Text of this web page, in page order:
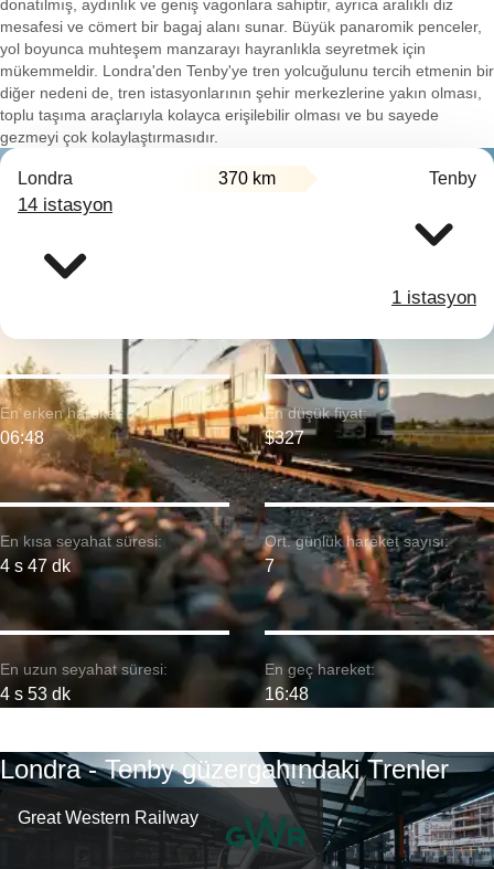
donatılmış, aydınlık ve geniş vagonlara sahiptir, ayrıca aralıklı diz
mesafesi ve cömert bir bagaj alanı sunar. Büyük panaromik penceler,
yol boyunca muhteşem manzarayı hayranlıkla seyretmek için
mükemmeldir. Londra'den Tenby'ye tren yolcuğulunu tercih etmenin bir
diğer nedeni de, tren istasyonlarının şehir merkezlerine yakın olması,
toplu taşıma araçlarıyla kolayca erişilebilir olması ve bu sayede
gezmeyi çok kolaylaştırmasıdır.
Londra 370 km Tenby
14 istasyon
1 istasyon
En kısa seyahat süresi:
4 s 47 dk
En erken hareket:
06:48
En uzun seyahat süresi:
4 s 53 dk
En düşük fiyat:
$327
Ort. günlük hareket sayısı:
7
En geç hareket:
16:48
Londra - Tenby güzergahındaki Trenler
Great Western Railway